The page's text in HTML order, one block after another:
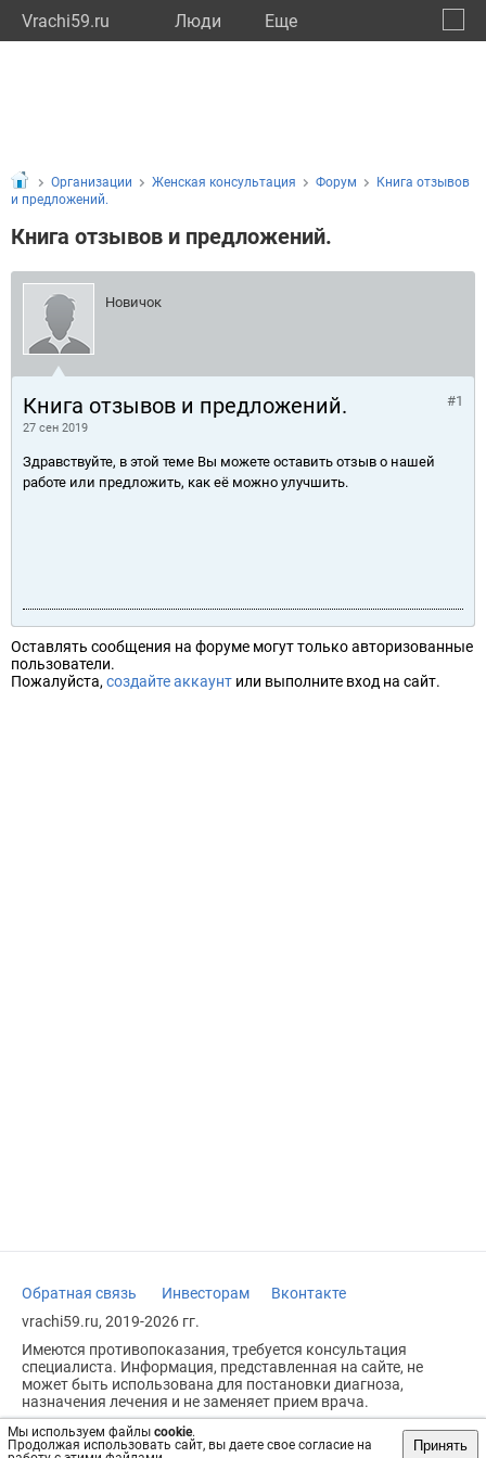
Vrachi59.ru Люди Eще
Мы используем файлы cookie.
Продолжая использовать сайт, вы даете свое согласие на
Принять
Организации Женская консультация Форум
Книга отзывов
и предложений.
Книга отзывов и предложений.
Новичок
Книга отзывов и предложений.
27 сен 2019
#1
Здравствуйте, в этой теме Вы можете оставить отзыв о нашей
работе или предложить, как её можно улучшить.
Оставлять сообщения на форуме могут только авторизованные
пользователи.
Пожалуйста, создайте аккаунт или выполните вход на сайт.
Обратная связь Инвесторам
Вконтакте
vrachi59.ru, 2019-2026 гг.
Имеются противопоказания, требуется консультация
специалиста. Информация, представленная на сайте, не
может быть использована для постановки диагноза,
назначения лечения и не заменяет прием врача.
Возрастное ограничение: 18+